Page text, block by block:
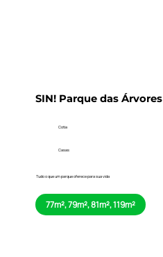
77m², 79m², 81m², 119m²
Cotia
Casas
SIN! Parque das Árvores
Tudo o que um parque oferece para sua vida